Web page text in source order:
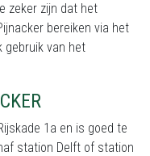
zeker zijn dat het
bereiken via het
gebruik van het
1a en is goed te
station Delft of station